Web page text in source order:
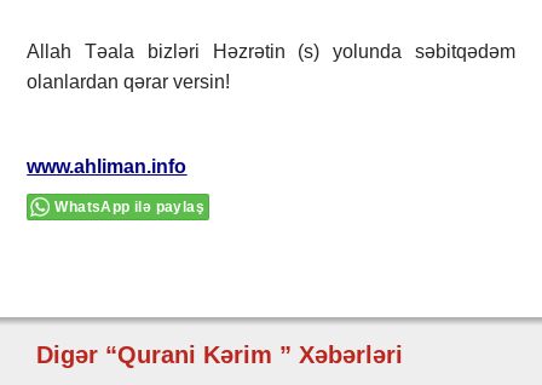
Allah Təala bizləri Həzrətin (s) yolunda səbitqədəm
olanlardan qərar versin!
www.ahliman.info
WhatsApp ilə paylaş
Digər “Qurani Kərim ” Xəbərləri